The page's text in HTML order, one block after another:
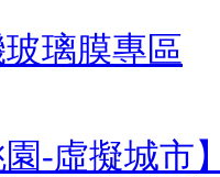
璃膜專區
園-虛擬城市